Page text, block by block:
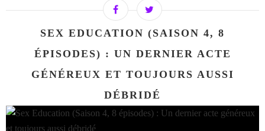
SEX EDUCATION (SAISON 4, 8
ÉPISODES) : UN DERNIER ACTE
GÉNÉREUX ET TOUJOURS AUSSI
DÉBRIDÉ